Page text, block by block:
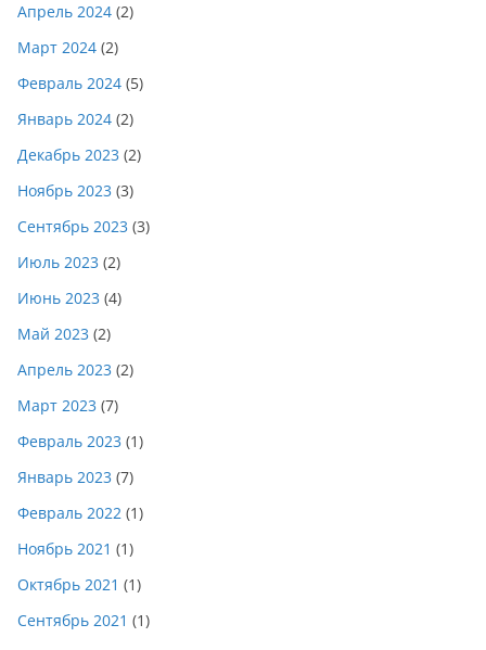
Апрель 2024 (2)
Март 2024 (2)
Февраль 2024 (5)
Январь 2024 (2)
Декабрь 2023 (2)
Ноябрь 2023 (3)
Сентябрь 2023 (3)
Июль 2023 (2)
Июнь 2023 (4)
Май 2023 (2)
Апрель 2023 (2)
Март 2023 (7)
Февраль 2023 (1)
Январь 2023 (7)
Февраль 2022 (1)
Ноябрь 2021 (1)
Октябрь 2021 (1)
Сентябрь 2021 (1)